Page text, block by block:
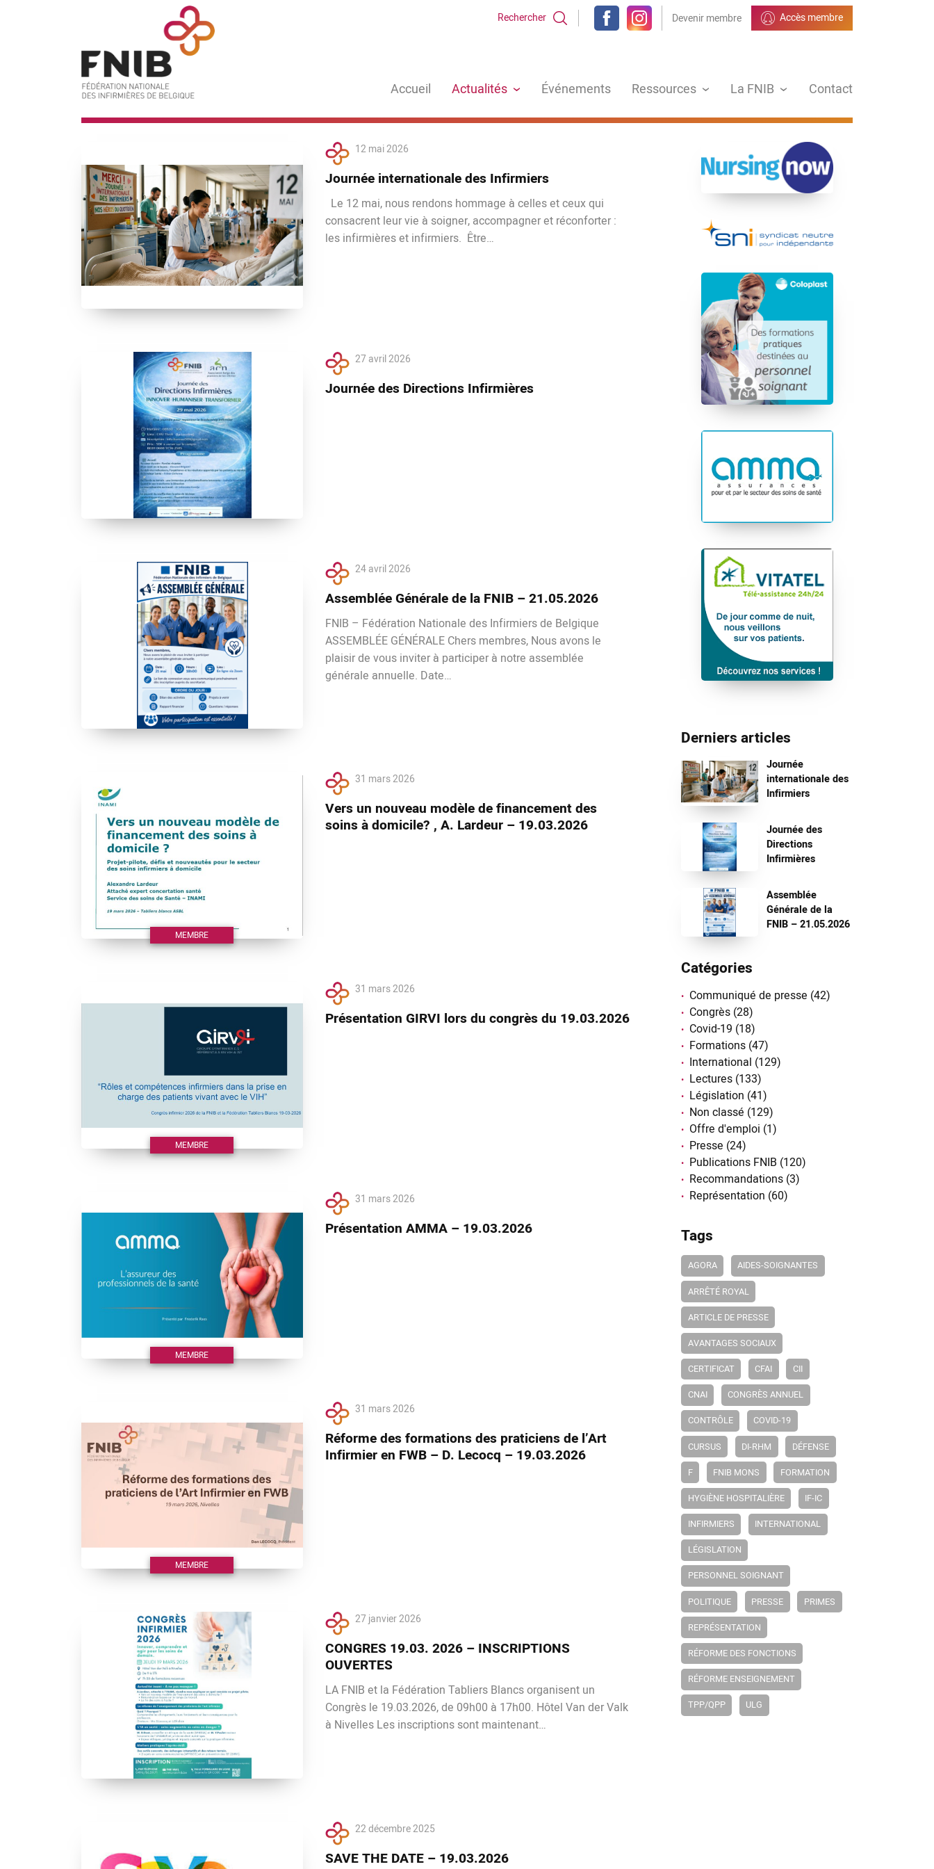
Rechercher Devenir membre Accès membre
Accueil Actualités Événements Ressources La FNIB Contact
12 mai 2026
Journée internationale des Infirmiers
Le 12 mai, nous rendons hommage à celles et ceux qui
consacrent leur vie à soigner, accompagner et réconforter :
les infirmières et infirmiers. Être…
27 avril 2026
Journée des Directions Infirmières
24 avril 2026
Assemblée Générale de la FNIB – 21.05.2026
FNIB – Fédération Nationale des Infirmiers de Belgique
ASSEMBLÉE GÉNÉRALE Chers membres, Nous avons le
plaisir de vous inviter à participer à notre assemblée
générale annuelle. Date…
MEMBRE
31 mars 2026
Vers un nouveau modèle de financement des
soins à domicile? , A. Lardeur – 19.03.2026
MEMBRE
31 mars 2026
Présentation GIRVI lors du congrès du 19.03.2026
MEMBRE
31 mars 2026
Présentation AMMA – 19.03.2026
MEMBRE
31 mars 2026
Réforme des formations des praticiens de l’Art
Infirmier en FWB – D. Lecocq – 19.03.2026
27 janvier 2026
CONGRES 19.03. 2026 – INSCRIPTIONS
OUVERTES
LA FNIB et la Fédération Tabliers Blancs organisent un
Congrès le 19.03.2026, de 09h00 à 17h00. Hôtel Van der Valk
à Nivelles Les inscriptions sont maintenant…
22 décembre 2025
SAVE THE DATE – 19.03.2026
Derniers articles
Journée
internationale des
Infirmiers
Journée des
Directions
Infirmières
Assemblée
Générale de la
FNIB – 21.05.2026
Catégories
Communiqué de presse (42)
Congrès (28)
Covid-19 (18)
Formations (47)
International (129)
Lectures (133)
Législation (41)
Non classé (129)
Offre d'emploi (1)
Presse (24)
Publications FNIB (120)
Recommandations (3)
Représentation (60)
Tags
AGORA AIDES-SOIGNANTES
ARRÊTÉ ROYAL
ARTICLE DE PRESSE
AVANTAGES SOCIAUX
CERTIFICAT CFAI CII
CNAI CONGRÈS ANNUEL
CONTRÔLE COVID-19
CURSUS DI-RHM DÉFENSE
F FNIB MONS FORMATION
HYGIÈNE HOSPITALIÈRE IF-IC
INFIRMIERS INTERNATIONAL
LÉGISLATION
PERSONNEL SOIGNANT
POLITIQUE PRESSE PRIMES
REPRÉSENTATION
RÉFORME DES FONCTIONS
RÉFORME ENSEIGNEMENT
TPP/QPP ULG